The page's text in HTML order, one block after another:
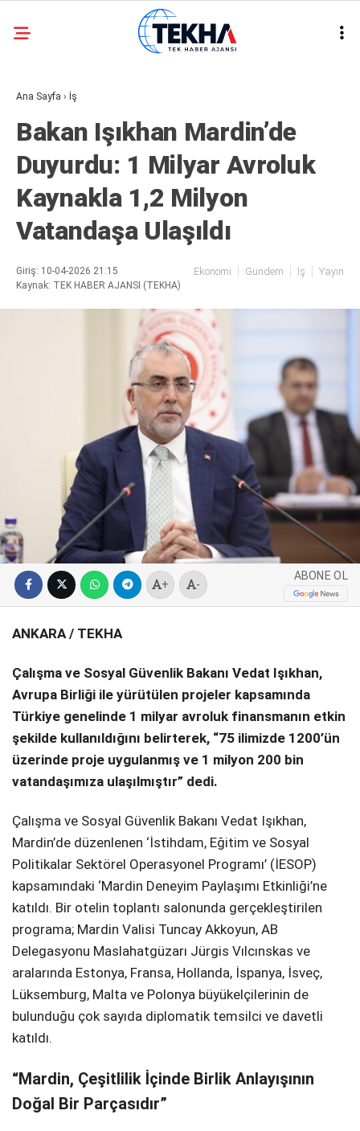
WhatsApp İhbar
Hattı
Facebook
Youtube
25.7
ASAYIŞ
GÜNDEM
GENEL
EKONOMI
SIYASET
Ana Sayfa › İş
Bakan Işıkhan Mardin’de
Duyurdu: 1 Milyar Avroluk
Kaynakla 1,2 Milyon
Vatandaşa Ulaşıldı
Giriş: 10-04-2026 21:15
Kaynak: TEK HABER AJANSI (TEKHA)
Ekonomi Gündem İş Yayın
+ -
ABONE OL
ANKARA / TEKHA
Çalışma ve Sosyal Güvenlik Bakanı Vedat Işıkhan,
Avrupa Birliği ile yürütülen projeler kapsamında
Türkiye genelinde 1 milyar avroluk finansmanın etkin
şekilde kullanıldığını belirterek, “75 ilimizde 1200’ün
üzerinde proje uygulanmış ve 1 milyon 200 bin
vatandaşımıza ulaşılmıştır” dedi.
Çalışma ve Sosyal Güvenlik Bakanı Vedat Işıkhan,
Mardin’de düzenlenen ‘İstihdam, Eğitim ve Sosyal
Politikalar Sektörel Operasyonel Programı’ (İESOP)
kapsamındaki ‘Mardin Deneyim Paylaşımı Etkinliği’ne
katıldı. Bir otelin toplantı salonunda gerçekleştirilen
programa; Mardin Valisi Tuncay Akkoyun, AB
Delegasyonu Maslahatgüzarı Jürgis Vılcınskas ve
aralarında Estonya, Fransa, Hollanda, İspanya, İsveç,
Lüksemburg, Malta ve Polonya büyükelçilerinin de
bulunduğu çok sayıda diplomatik temsilci ve davetli
katıldı.
“Mardin, Çeşitlilik İçinde Birlik Anlayışının
Doğal Bir Parçasıdır”